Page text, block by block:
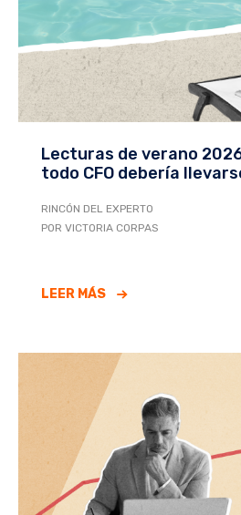
Lecturas de verano
todo CFO debería
RINCÓN DEL EXPERTO
POR VICTORIA CORPAS
LEER MÁS